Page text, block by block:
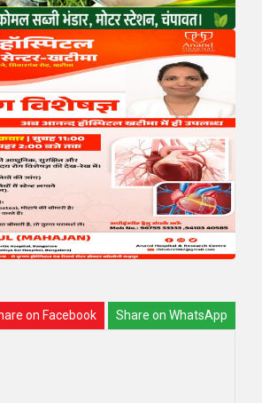
on Facebook Share on WhatsApp